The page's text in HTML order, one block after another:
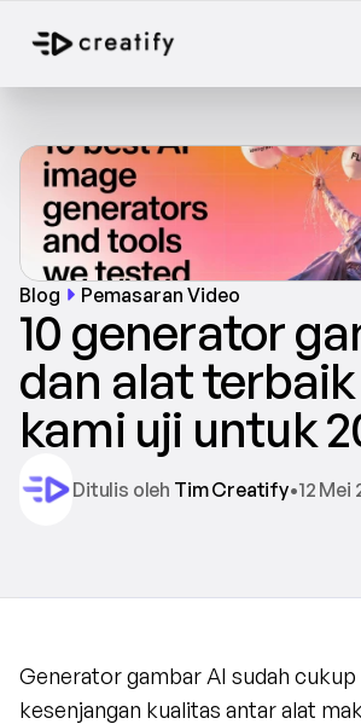
Blog Pemasaran Video
10 generator
dan alat
kami uji untuk
Ditulis oleh Tim Creatify•12 Mei
Generator gambar AI sudah cukup
kesenjangan kualitas antar alat